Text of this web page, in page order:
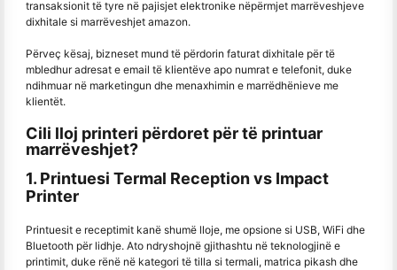
transaksionit të tyre në pajisjet elektronike nëpërmjet marrëveshjeve
dixhitale si marrëveshjet amazon.
Përveç kësaj, bizneset mund të përdorin faturat dixhitale për të
mbledhur adresat e email të klientëve apo numrat e telefonit, duke
ndihmuar në marketingun dhe menaxhimin e marrëdhënieve me
klientët.
Cili lloj printeri përdoret për të printuar
marrëveshjet?
1. Printuesi Termal Reception vs Impact
Printer
Printuesit e receptimit kanë shumë lloje, me opsione si USB, WiFi dhe
Bluetooth për lidhje. Ato ndryshojnë gjithashtu në teknologjinë e
printimit, duke rënë në kategori të tilla si termali, matrica pikash dhe